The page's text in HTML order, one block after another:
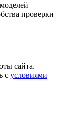
проверки
сайта.
с условиями